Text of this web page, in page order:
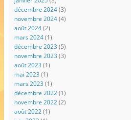
décembre 2024(3)
novembre 2024(4)
août 2024(2)
mars 2024(1)
décembre 2023 (5)
novembre 2023 (3)
août 2023 (1)
mai 2023 (1)
mars 2023 (1)
décembre 2022(1)
novembre 2022(2)
août 2022(1)